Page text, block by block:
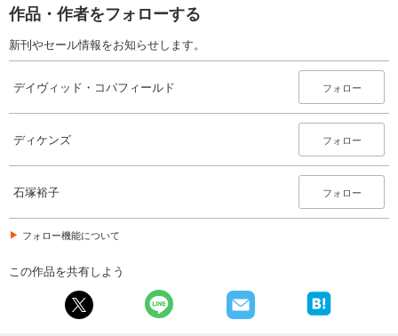
作品・作者をフォローする
新刊やセール情報をお知らせします。
デイヴィッド・コパフィールド フォロー
ディケンズ フォロー
石塚裕子 フォロー
フォロー機能について
この作品を共有しよう